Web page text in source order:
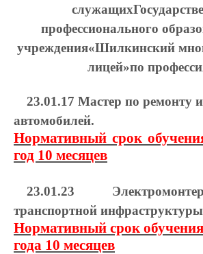
служащих
профессионального
учреждения«Шилкинский
лицей»по
23.01.17 Мастер по ремонту
автомобилей.
Нормативный срок
год 10 месяцев
23.01.23
транспортной
Нормативный срок обучения
года 10 месяцев